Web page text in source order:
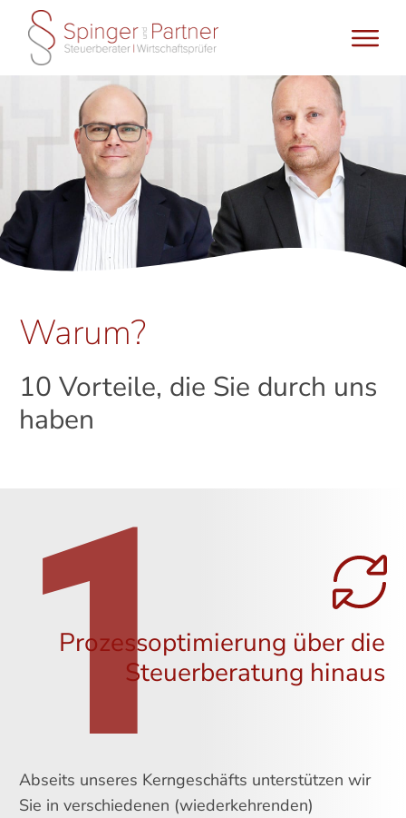
Warum?
10 Vorteile, die Sie durch uns
haben
1
Prozessoptimierung über die
Steuerberatung hinaus
Abseits unseres Kerngeschäfts unterstützen wir
Sie in verschiedenen (wiederkehrenden)